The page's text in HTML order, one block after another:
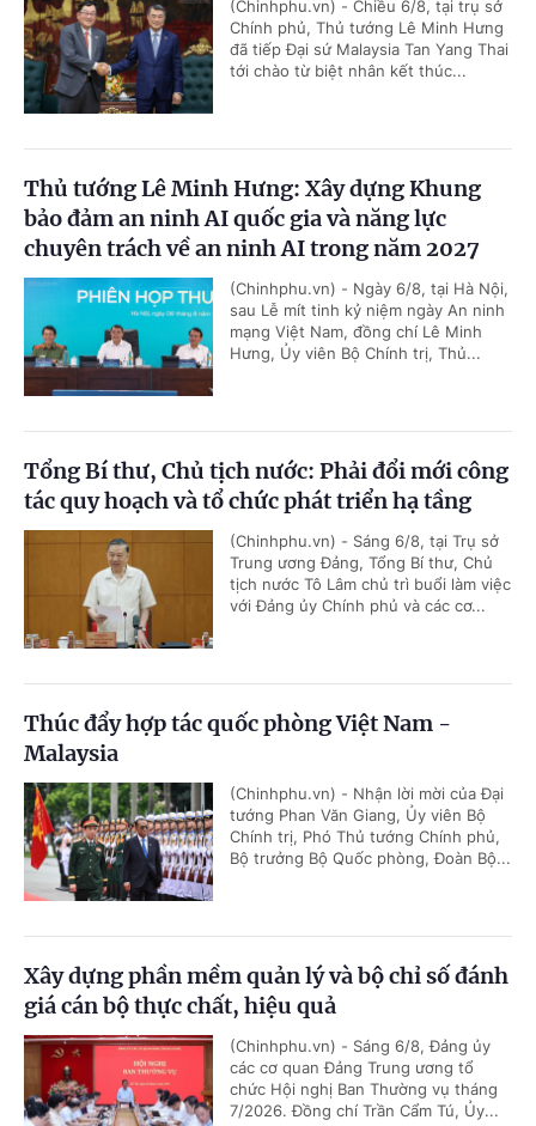
(Chinhphu.vn) - Chiều 6/8, tại trụ sở
Chính phủ, Thủ tướng Lê Minh Hưng
đã tiếp Đại sứ Malaysia Tan Yang Thai
tới chào từ biệt nhân kết thúc...
Thủ tướng Lê Minh Hưng: Xây dựng Khung
bảo đảm an ninh AI quốc gia và năng lực
chuyên trách về an ninh AI trong năm 2027
(Chinhphu.vn) - Ngày 6/8, tại Hà Nội,
sau Lễ mít tinh kỷ niệm ngày An ninh
mạng Việt Nam, đồng chí Lê Minh
Hưng, Ủy viên Bộ Chính trị, Thủ...
Tổng Bí thư, Chủ tịch nước: Phải đổi mới công
tác quy hoạch và tổ chức phát triển hạ tầng
(Chinhphu.vn) - Sáng 6/8, tại Trụ sở
Trung ương Đảng, Tổng Bí thư, Chủ
tịch nước Tô Lâm chủ trì buổi làm việc
với Đảng ủy Chính phủ và các cơ...
Thúc đẩy hợp tác quốc phòng Việt Nam -
Malaysia
(Chinhphu.vn) - Nhận lời mời của Đại
tướng Phan Văn Giang, Ủy viên Bộ
Chính trị, Phó Thủ tướng Chính phủ,
Bộ trưởng Bộ Quốc phòng, Đoàn Bộ...
Xây dựng phần mềm quản lý và bộ chỉ số đánh
giá cán bộ thực chất, hiệu quả
(Chinhphu.vn) - Sáng 6/8, Đảng ủy
các cơ quan Đảng Trung ương tổ
chức Hội nghị Ban Thường vụ tháng
7/2026. Đồng chí Trần Cẩm Tú, Ủy...